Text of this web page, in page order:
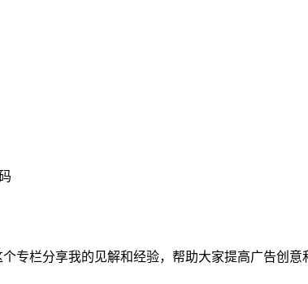
专栏分享我的见解和经验，帮助大家提高广告创